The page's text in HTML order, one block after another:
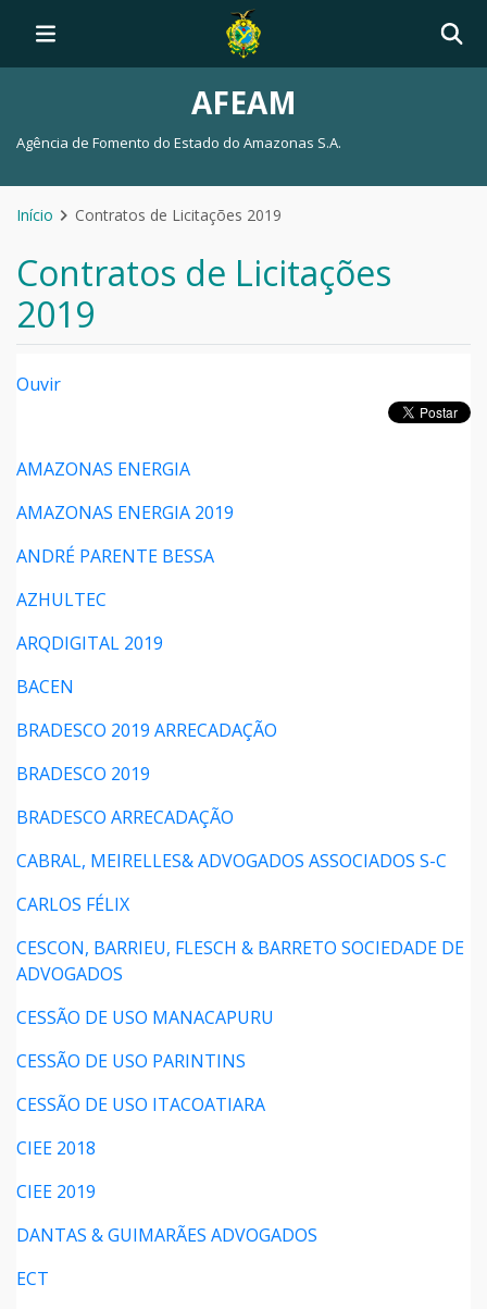
AFEAM
Agência de Fomento do Estado do Amazonas S.A.
Início Contratos de Licitações 2019
Contratos de Licitações
2019
Ouvir
AMAZONAS ENERGIA
AMAZONAS ENERGIA 2019
ANDRÉ PARENTE BESSA
AZHULTEC
ARQDIGITAL 2019
BACEN
BRADESCO 2019 ARRECADAÇÃO
BRADESCO 2019
BRADESCO ARRECADAÇÃO
CABRAL, MEIRELLES& ADVOGADOS ASSOCIADOS S-C
CARLOS FÉLIX
CESCON, BARRIEU, FLESCH & BARRETO SOCIEDADE DE
ADVOGADOS
CESSÃO DE USO MANACAPURU
CESSÃO DE USO PARINTINS
CESSÃO DE USO ITACOATIARA
CIEE 2018
CIEE 2019
DANTAS & GUIMARÃES ADVOGADOS
ECT